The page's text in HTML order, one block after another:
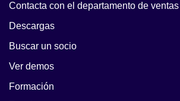
Contacta con el departamento de ventas
Descargas
Buscar un socio
Ver demos
Formación